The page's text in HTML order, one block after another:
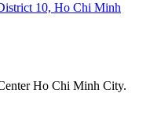
10, Ho Chi Minh
Ho Chi Minh City.